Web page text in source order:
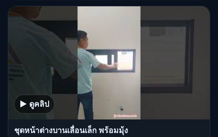
▶ ดูคลิป
ชุดหน้าต่างบานเลื่อนเล็ก พร้อมมุ้ง